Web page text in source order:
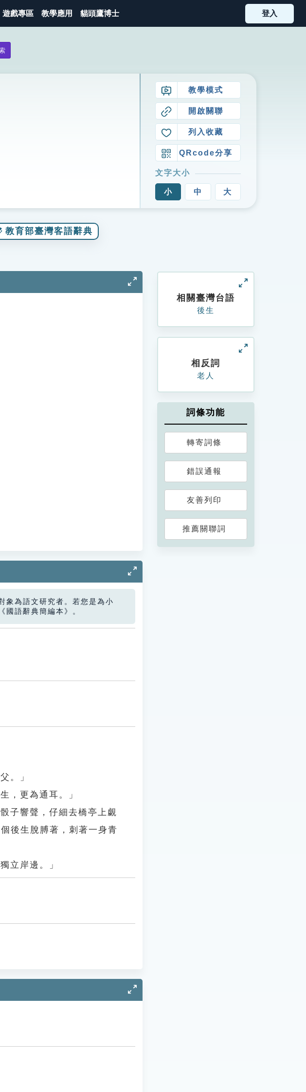
遊戲專區 教學應用 貓頭鷹博士 登入
教學模式
開啟關聯
列入收藏
QRcode分享
文字大小
小 中 大
教育部臺灣客語辭典
象為語文研究者。若您是為小
國語辭典簡編本》。
。」
，更為通耳。」
子響聲，仔細去橋亭上覷
後生脫膊著，刺著一身青
立岸邊。」
相關臺灣台語
後生
相反詞
老人
詞條功能
轉寄詞條
錯誤通報
友善列印
推薦關聯詞